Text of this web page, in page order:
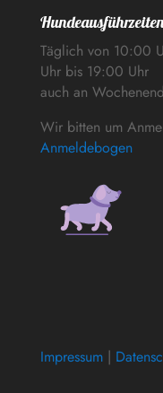
Hundeausführzeiten
Täglich von 10:00
Uhr bis 19:00 Uhr
auch an
Wir bitten um
Anmeldebogen
Impressum|